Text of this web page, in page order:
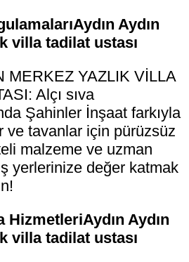
Aydın
villa tadilat ustası
MERKEZ YAZLIK VİLLA
Alçı sıva
Şahinler İnşaat farkıyla
ve tavanlar için pürüzsüz
malzeme ve uzman
yerlerinize değer katmak
HizmetleriAydın Aydın
villa tadilat ustası